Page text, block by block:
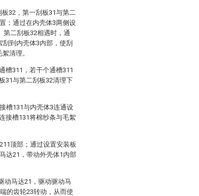
32，第一刮板31与第二
；通过在内壳体3两侧设
第二刮板32相遇时，通
到内壳体3内部，使刮
清理。
槽311，若干个通槽311
31与第二刮板32清理下
槽131与内壳体3连通设
接槽131将棉纱条与毛絮
顶部；通过设置安装板
达21，带动外壳体1内部
动马达21，驱动驱动马
的齿轮23转动，从而使